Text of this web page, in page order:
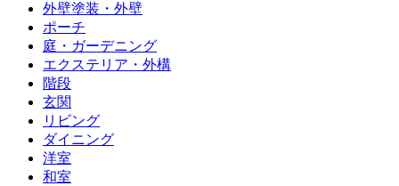
外壁塗装・外壁
ポーチ
庭・ガーデニング
エクステリア・外構
階段
玄関
リビング
ダイニング
洋室
和室